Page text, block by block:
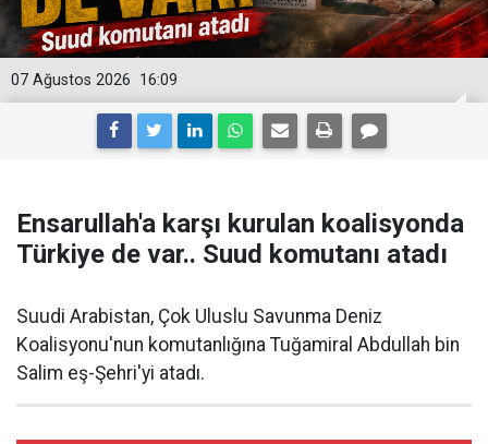
16:09
07 Ağustos 2026
Ensarullah'a karşı kurulan koalisyonda
Türkiye de var.. Suud komutanı atadı
Suudi Arabistan, Çok Uluslu Savunma Deniz
Koalisyonu'nun komutanlığına Tuğamiral Abdullah bin
Salim eş-Şehri'yi atadı.